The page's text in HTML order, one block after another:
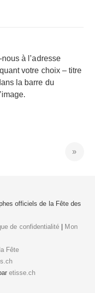
à l’adresse
votre choix – titre
la barre du
officiels de la Fête des
de confidentialité
Mon
Fête
etisse.ch